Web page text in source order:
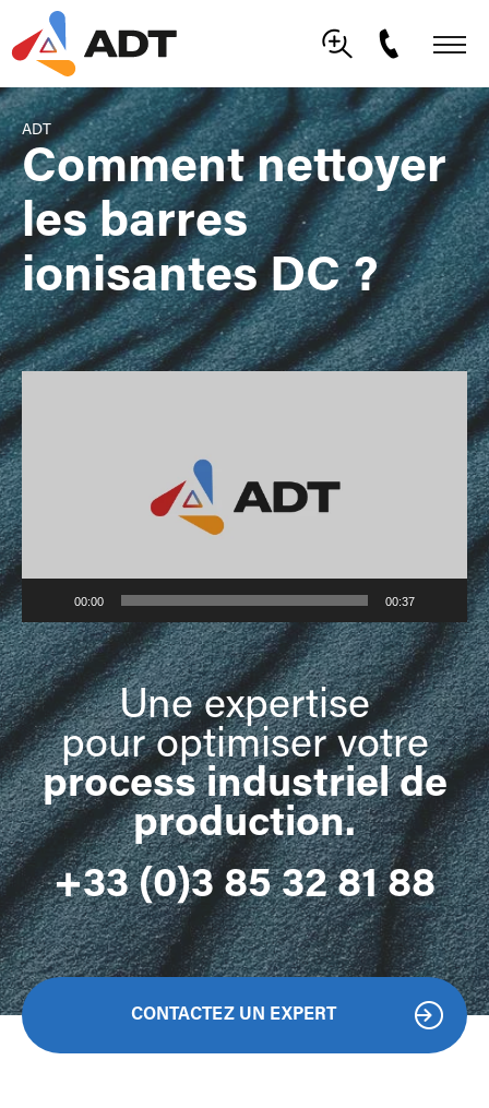
ADT
Comment nettoyer
les barres
ionisantes DC ?
Lecteur
vidéo
00:00 00:37
Une expertise
pour optimiser votre
process industriel de
production.
+33 (0)3 85 32 81 88
CONTACTEZ UN EXPERT